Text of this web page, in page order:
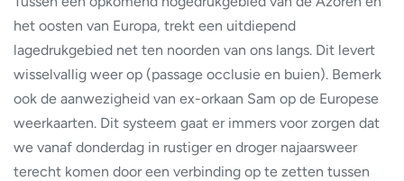
het oosten van Europa, trekt een uitdiepend
lagedrukgebied net ten noorden van ons langs. Dit levert
wisselvallig weer op (passage occlusie en buien). Bemerk
ook de aanwezigheid van ex-orkaan Sam op de Europese
weerkaarten. Dit systeem gaat er immers voor zorgen dat
we vanaf donderdag in rustiger en droger najaarsweer
terecht komen door een verbinding op te zetten tussen